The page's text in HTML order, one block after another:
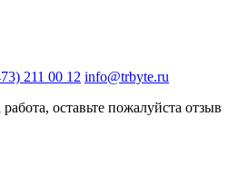
211 00 12 info@trbyte.ru
оставьте пожалуйста отзыв